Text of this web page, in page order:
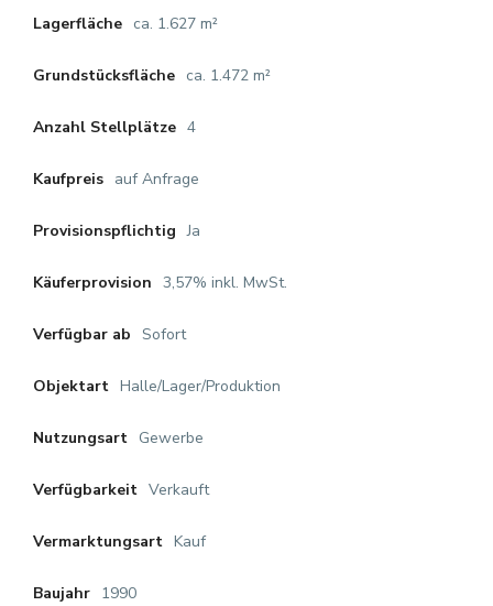
Lagerfläche ca. 1.627 m²
Grundstücksfläche ca. 1.472 m²
Anzahl Stellplätze 4
Kaufpreis auf Anfrage
Provisionspflichtig Ja
Käuferprovision 3,57% inkl. MwSt.
Verfügbar ab Sofort
Objektart Halle/Lager/Produktion
Nutzungsart Gewerbe
Verfügbarkeit Verkauft
Vermarktungsart Kauf
Baujahr 1990